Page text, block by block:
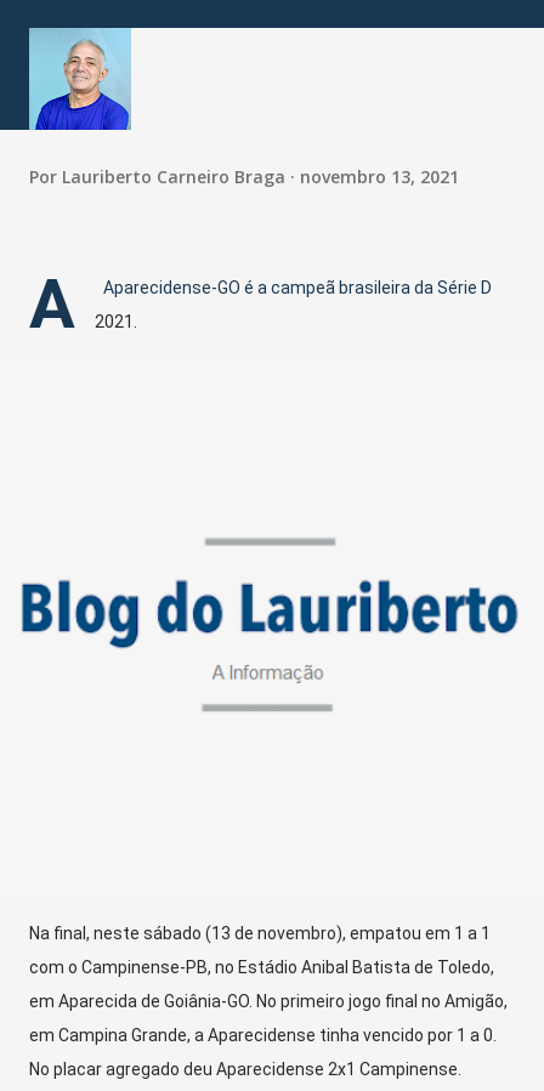
Por Lauriberto Carneiro Braga novembro 13, 2021
A
Aparecidense-GO é a campeã brasileira da Série D
2021.
Na final, neste sábado (13 de novembro), empatou em 1 a 1
com o Campinense-PB, no Estádio Anibal Batista de Toledo,
em Aparecida de Goiânia-GO. No primeiro jogo final no Amigão,
em Campina Grande, a Aparecidense tinha vencido por 1 a 0.
No placar agregado deu Aparecidense 2x1 Campinense.